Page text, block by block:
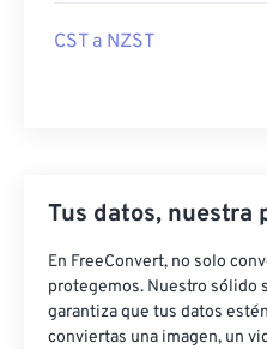
CST a NZST
Tus datos, nuestra
En FreeConvert, no solo
protegemos. Nuestro sólido
garantiza que tus datos
conviertas una imagen, un